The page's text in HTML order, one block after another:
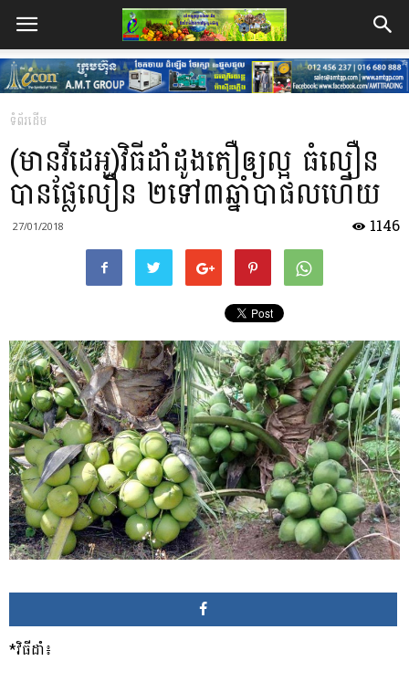
ទំព័រដើម
(មានវីដេអូ)វិធីដាំដូងតឿឲ្យល្អ ធំលឿន
បានផ្លែលឿន ២ទៅ៣ឆ្នាំបាផលហើយ
27/01/2018 1146
*វិធីដាំ៖